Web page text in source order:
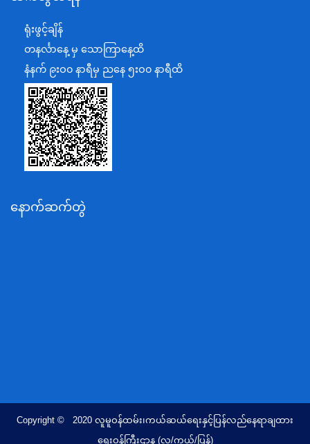
အပြည်ပြည်ဆိုင်ရာပူးပေါင်းဆောင်ရွက်ရေးဝန်ကြီးဌာန
ပြန်ကြားရေးဝန်ကြီးဌာန
သာသနာရေးနှင့် ယဉ်ကျေးမှုဝန်ကြီးဌာန
စိုက်ပျိုးရေး၊မွေးမြူရေးနှင့်ဆည်မြောင်းဝန်ကြီးဌာန
ပို့ဆောင်ရေးနှင့်ဆက်သွယ်ရေးဝန်ကြီးဌာန
သယံဇာတနှင့်ပတ်ဝန်းကျင်ထိန်းသိမ်းရေးဝန်ကြီးဌာန
အလုပ်သမား၊လူဝင်မှုကြီးကြပ်ရေးနှင့်ပြည်သူ့အင်အား
တိုင်းရင်းသားလူမျိုးရေးရာဝန်ကြီးဌာန
ပြည်ထောင်စုရာထူးဝန်အဖွဲ့ရုံး
ရုံးဖွင့်ချိန်
တနင်္လာနေ့ မှ သောကြာနေ့ထိ
နံနက် ၉းဝ၀ နာရီမှ ညနေ ၅းဝ၀ နာရီထိ
နောက်ဆက်တွဲ
Copyright © 2020 လူမူဝန်ထမ်း၊ကယ်ဆယ်ရေးနှင့်ပြန်လည်နေရာချထား
ရေးဝန်ကြီးဌာန (လူ/ကယ်/ပြန်)